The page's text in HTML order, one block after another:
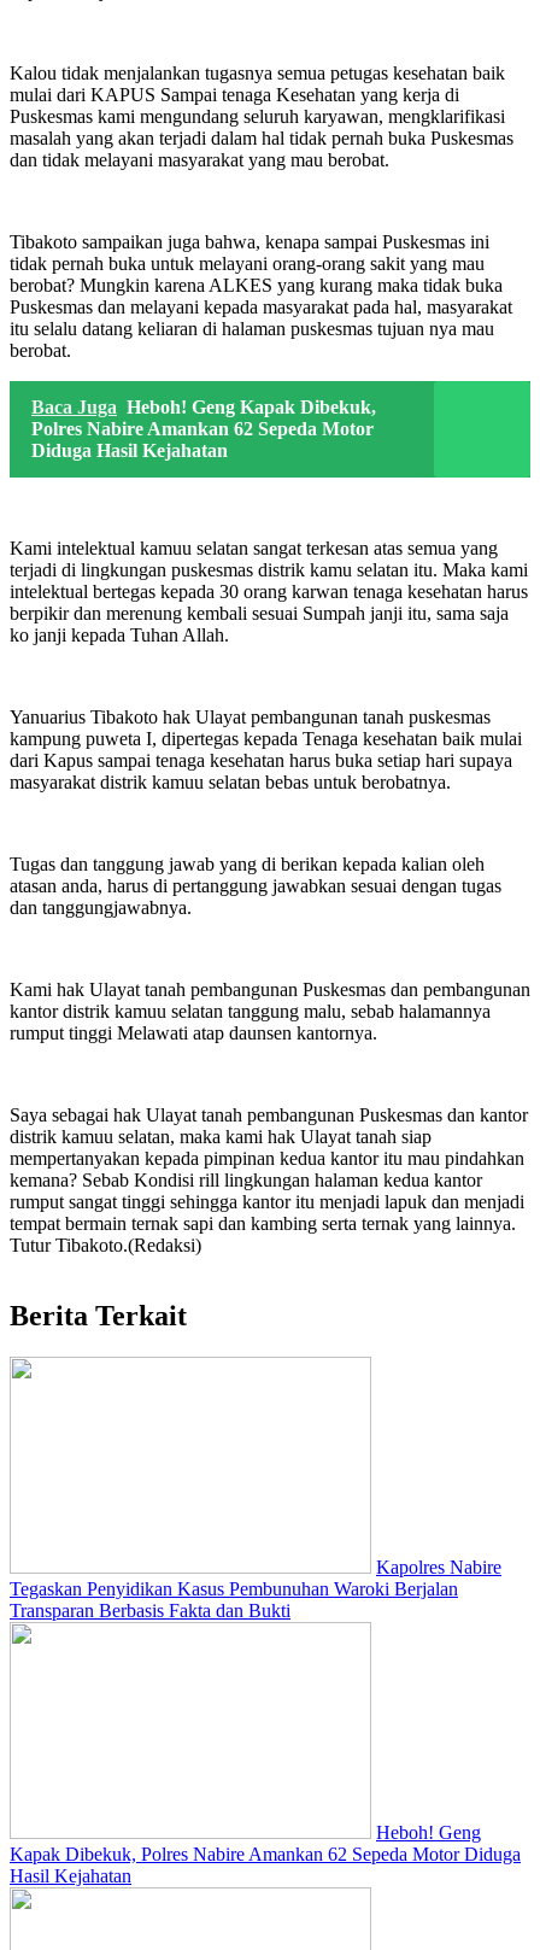
Kalou tidak menjalankan tugasnya semua petugas kesehatan baik
mulai dari KAPUS Sampai tenaga Kesehatan yang kerja di
Puskesmas kami mengundang seluruh karyawan, mengklarifikasi
masalah yang akan terjadi dalam hal tidak pernah buka Puskesmas
dan tidak melayani masyarakat yang mau berobat.
Tibakoto sampaikan juga bahwa, kenapa sampai Puskesmas ini
tidak pernah buka untuk melayani orang-orang sakit yang mau
berobat? Mungkin karena ALKES yang kurang maka tidak buka
Puskesmas dan melayani kepada masyarakat pada hal, masyarakat
itu selalu datang keliaran di halaman puskesmas tujuan nya mau
berobat.
Baca Juga Heboh! Geng Kapak Dibekuk,
Polres Nabire Amankan 62 Sepeda Motor
Diduga Hasil Kejahatan
Kami intelektual kamuu selatan sangat terkesan atas semua yang
terjadi di lingkungan puskesmas distrik kamu selatan itu. Maka kami
intelektual bertegas kepada 30 orang karwan tenaga kesehatan harus
berpikir dan merenung kembali sesuai Sumpah janji itu, sama saja
ko janji kepada Tuhan Allah.
Yanuarius Tibakoto hak Ulayat pembangunan tanah puskesmas
kampung puweta I, dipertegas kepada Tenaga kesehatan baik mulai
dari Kapus sampai tenaga kesehatan harus buka setiap hari supaya
masyarakat distrik kamuu selatan bebas untuk berobatnya.
Tugas dan tanggung jawab yang di berikan kepada kalian oleh
atasan anda, harus di pertanggung jawabkan sesuai dengan tugas
dan tanggungjawabnya.
Kami hak Ulayat tanah pembangunan Puskesmas dan pembangunan
kantor distrik kamuu selatan tanggung malu, sebab halamannya
rumput tinggi Melawati atap daunsen kantornya.
Saya sebagai hak Ulayat tanah pembangunan Puskesmas dan kantor
distrik kamuu selatan, maka kami hak Ulayat tanah siap
mempertanyakan kepada pimpinan kedua kantor itu mau pindahkan
kemana? Sebab Kondisi rill lingkungan halaman kedua kantor
rumput sangat tinggi sehingga kantor itu menjadi lapuk dan menjadi
tempat bermain ternak sapi dan kambing serta ternak yang lainnya.
Tutur Tibakoto.(Redaksi)
Berita Terkait
Kapolres Nabire
Tegaskan Penyidikan Kasus Pembunuhan Waroki Berjalan
Transparan Berbasis Fakta dan Bukti
Heboh! Geng
Kapak Dibekuk, Polres Nabire Amankan 62 Sepeda Motor Diduga
Hasil Kejahatan